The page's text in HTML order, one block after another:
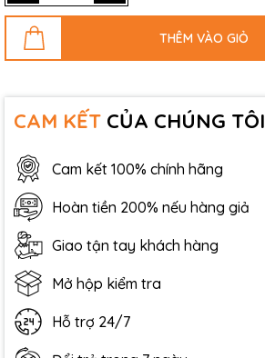
THÊM VÀO GIỎ
CAM KẾT CỦA CHÚNG TÔI
Cam kết 100% chính hãng
Hoàn tiền 200% nếu hàng giả
Giao tận tay khách hàng
Mở hộp kiểm tra
Hỗ trợ 24/7